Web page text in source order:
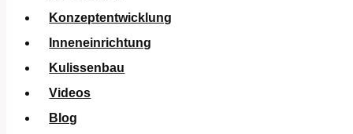
Konzeptentwicklung
Inneneinrichtung
Kulissenbau
Videos
Blog